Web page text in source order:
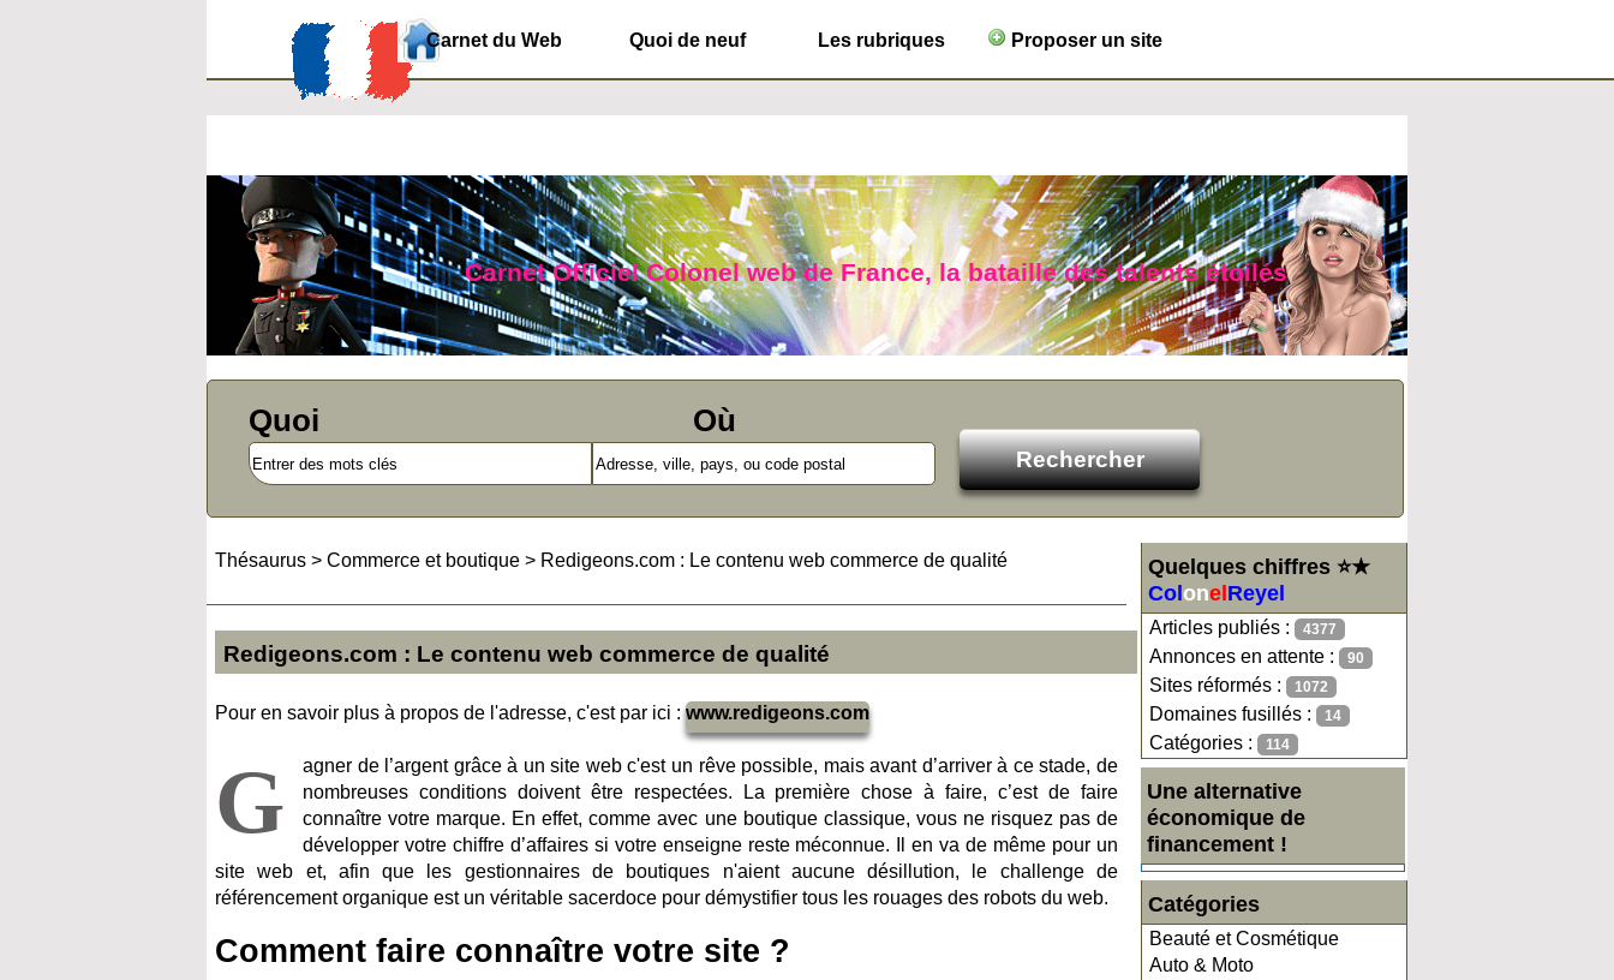
Carnet du Web Quoi de neuf Les rubriques Proposer un site
Carnet Officiel Colonel web de France, la bataille des talents étoilés
Quoi Où
Quelques chiffres ⭐★
Col onel Reyel
Articles publiés : 4377
Annonces en attente : 90
Sites réformés : 1072
Domaines fusillés : 14
Catégories : 114
Une alternative
économique de
financement !
Catégories
Beauté et Cosmétique
Auto & Moto
Thésaurus > Commerce et boutique > Redigeons.com : Le contenu web commerce de qualité
Redigeons.com : Le contenu web commerce de qualité
Pour en savoir plus à propos de l'adresse, c'est par ici :www.redigeons.com
G
agner de l’argent grâce à un site web c'est un rêve possible, mais avant d’arriver à ce stade, de
nombreuses conditions doivent être respectées. La première chose à faire, c’est de faire
connaître votre marque. En effet, comme avec une boutique classique, vous ne risquez pas de
développer votre chiffre d’affaires si votre enseigne reste méconnue. Il en va de même pour un
site web et, afin que les gestionnaires de boutiques n'aient aucune désillution, le challenge de
référencement organique est un véritable sacerdoce pour démystifier tous les rouages des robots du web.
Comment faire connaître votre site ?